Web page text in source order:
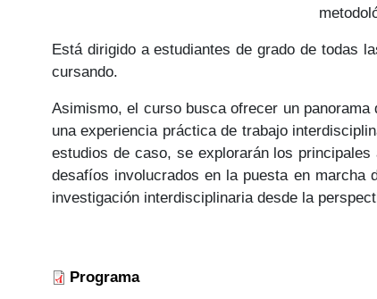
Está dirigido a estudiantes de grado de todas
cursando.
Asimismo, el curso busca ofrecer un
una experiencia práctica de trabajo
estudios de caso, se explorarán los
desafíos involucrados en la puesta en
investigación interdisciplinaria desde la
Programa